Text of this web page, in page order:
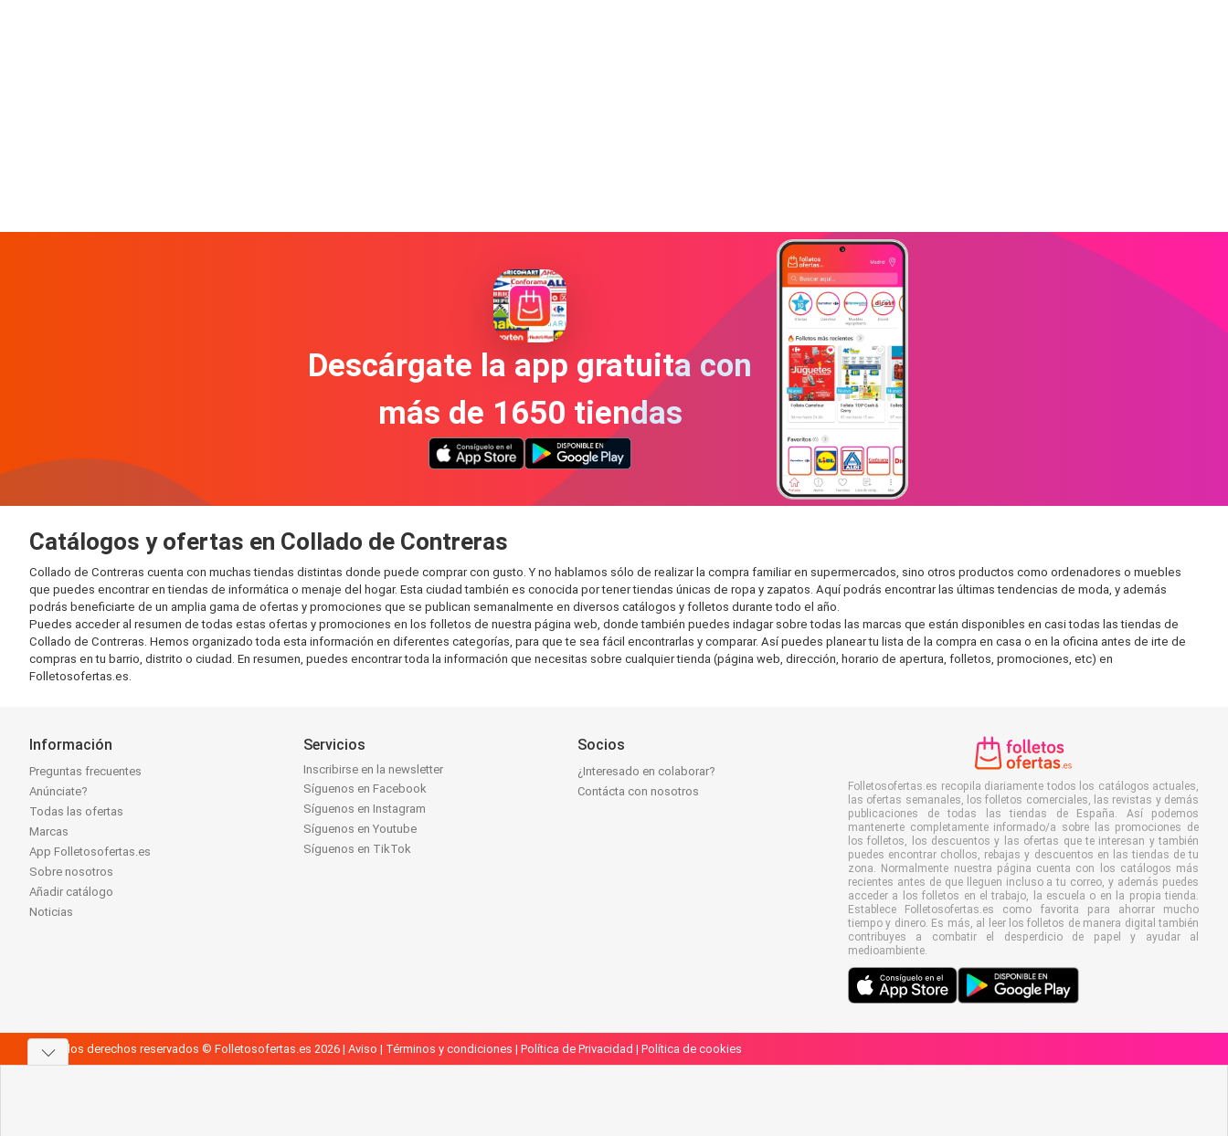
Descárgate la app gratuita con
más de 1650 tiendas
Catálogos y ofertas en Collado de Contreras
Collado de Contreras cuenta con muchas tiendas distintas donde puede comprar con gusto. Y no hablamos sólo de realizar la compra familiar en supermercados, sino otros productos como ordenadores o muebles
que puedes encontrar en tiendas de informática o menaje del hogar. Esta ciudad también es conocida por tener tiendas únicas de ropa y zapatos. Aquí podrás encontrar las últimas tendencias de moda, y además
podrás beneficiarte de un amplia gama de ofertas y promociones que se publican semanalmente en diversos catálogos y folletos durante todo el año.
Puedes acceder al resumen de todas estas ofertas y promociones en los folletos de nuestra página web, donde también puedes indagar sobre todas las marcas que están disponibles en casi todas las tiendas de
Collado de Contreras. Hemos organizado toda esta información en diferentes categorías, para que te sea fácil encontrarlas y comparar. Así puedes planear tu lista de la compra en casa o en la oficina antes de irte de
compras en tu barrio, distrito o ciudad. En resumen, puedes encontrar toda la información que necesitas sobre cualquier tienda (página web, dirección, horario de apertura, folletos, promociones, etc) en
Folletosofertas.es.
Información
Preguntas frecuentes
Anúnciate?
Todas las ofertas
Marcas
App Folletosofertas.es
Sobre nosotros
Añadir catálogo
Noticias
Servicios
Inscribirse en la newsletter
Síguenos en Facebook
Síguenos en Instagram
Síguenos en Youtube
Síguenos en TikTok
Socios
¿Interesado en colaborar?
Contácta con nosotros
Folletosofertas.es recopila diariamente todos los catálogos actuales,
las ofertas semanales, los folletos comerciales, las revistas y demás
publicaciones de todas las tiendas de España. Así podemos
mantenerte completamente informado/a sobre las promociones de
los folletos, los descuentos y las ofertas que te interesan y también
puedes encontrar chollos, rebajas y descuentos en las tiendas de tu
zona. Normalmente nuestra página cuenta con los catálogos más
recientes antes de que lleguen incluso a tu correo, y además puedes
acceder a los folletos en el trabajo, la escuela o en la propia tienda.
Establece Folletosofertas.es como favorita para ahorrar mucho
tiempo y dinero. Es más, al leer los folletos de manera digital también
contribuyes a combatir el desperdicio de papel y ayudar al
medioambiente.
Todos los derechos reservados © Folletosofertas.es 2026 | Aviso | Términos y condiciones | Política de Privacidad | Política de cookies